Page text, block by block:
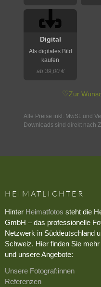
Digital
Als digitales Bild
kaufen
ab 39,00 €
♡Zur
Alle Preise inkl. MwSt. und
Downloads sind direkt nach
HEIMATLICHTER
Hinter Heimatfotos steht die
GmbH – das professionelle
Netzwerk in Süddeutschland
Schweiz. Hier finden Sie
und unsere Angebote:
Unsere Fotograf:innen
Referenzen